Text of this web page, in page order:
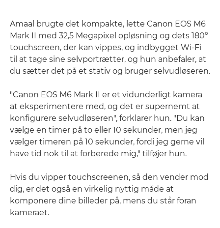
Amaal brugte det kompakte, lette Canon EOS M6
Mark II med 32,5 Megapixel opløsning og dets 180°
touchscreen, der kan vippes, og indbygget Wi-Fi
til at tage sine selvportrætter, og hun anbefaler, at
du sætter det på et stativ og bruger selvudløseren.
"Canon EOS M6 Mark II er et vidunderligt kamera
at eksperimentere med, og det er supernemt at
konfigurere selvudløseren", forklarer hun. "Du kan
vælge en timer på to eller 10 sekunder, men jeg
vælger timeren på 10 sekunder, fordi jeg gerne vil
have tid nok til at forberede mig," tilføjer hun.
Hvis du vipper touchscreenen, så den vender mod
dig, er det også en virkelig nyttig måde at
komponere dine billeder på, mens du står foran
kameraet.